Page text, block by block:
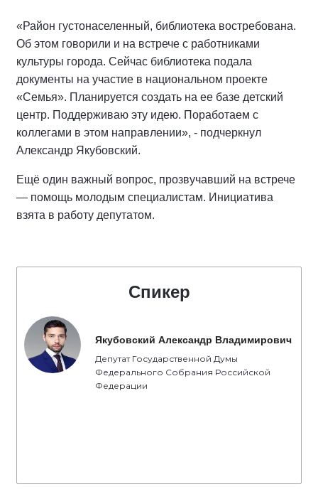
«Район густонаселенный, библиотека востребована.
Об этом говорили и на встрече с работниками
культуры города. Сейчас библиотека подала
документы на участие в национальном проекте
«Семья». Планируется создать на ее базе детский
центр. Поддерживаю эту идею. Поработаем с
коллегами в этом направлении», - подчеркнул
Александр Якубовский.
Ещё один важный вопрос, прозвучавший на встрече
— помощь молодым специалистам. Инициатива
взята в работу депутатом.
Спикер
Якубовский Александр Владимирович
Депутат Государственной Думы
Федерального Собрания Российской
Федерации